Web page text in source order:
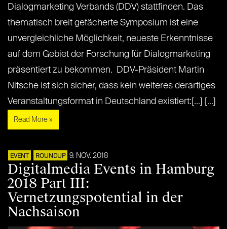
Dialogmarketing Verbands (DDV) stattfinden. Das
thematisch breit gefächerte Symposium ist eine
unvergleichliche Möglichkeit, neueste Erkenntnisse
auf dem Gebiet der Forschung für Dialogmarketing
präsentiert zu bekommen. DDV-Präsident Martin
Nitsche ist sich sicher, dass kein weiteres derartiges
Veranstaltungsformat in Deutschland existiert:[...] [...]
Read More »
EVENT ROUNDUP 9. NOV. 2018
Digitalmedia Events in Hamburg
2018 Part III:
Vernetzungspotential in der
Nachsaison